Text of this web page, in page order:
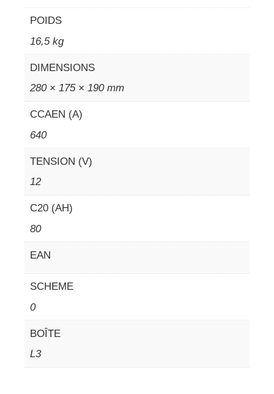
POIDS
16,5 kg
DIMENSIONS
280 × 175 × 190 mm
CCAEN (A)
640
TENSION (V)
12
C20 (AH)
80
EAN
SCHEME
0
BOÎTE
L3